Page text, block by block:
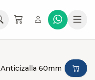
60mm